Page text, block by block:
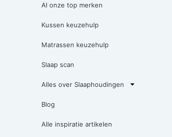
Al onze top merken
Kussen keuzehulp
Matrassen keuzehulp
Slaap scan
Alles over Slaaphoudingen
Blog
Alle inspiratie artikelen